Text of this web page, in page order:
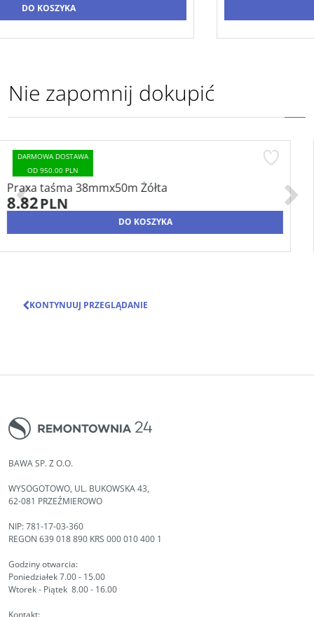
Nie zapomnij dokupić
DARMOWA DOSTAWA
OD 950.00 PLN
Pędzel płaski 3" seria *31* 3cm x 51mm
10.70PLN
DO KOSZYKA
KONTYNUUJ PRZEGLĄDANIE
BAWA SP. Z O.O.
WYSOGOTOWO, UL. BUKOWSKA 43,
62-081 PRZEŹMIEROWO
NIP: 781-17-03-360
REGON 639 018 890 KRS 000 010 400 1
Godziny otwarcia:
Poniedziałek 7.00 - 15.00
Wtorek - Piątek 8.00 - 16.00
Kontakt: